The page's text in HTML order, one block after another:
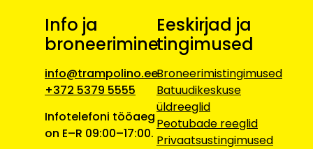
Info ja
broneerimine
info@trampolino.ee
+372 5379 5555
Infotelefoni tööaeg
on E–R 09:00–17:00.
Eeskirjad ja
tingimused
Broneerimistingimused
Batuudikeskuse
üldreeglid
Peotubade reeglid
Privaatsustingimused